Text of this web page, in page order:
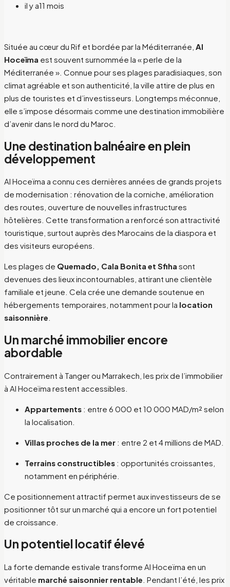
il y a11 mois
Située au cœur du Rif et bordée par la Méditerranée, Al
Hoceïma est souvent surnommée la « perle de la
Méditerranée ». Connue pour ses plages paradisiaques, son
climat agréable et son authenticité, la ville attire de plus en
plus de touristes et d’investisseurs. Longtemps méconnue,
elle s’impose désormais comme une destination immobilière
d’avenir dans le nord du Maroc.
Une destination balnéaire en plein
développement
Al Hoceïma a connu ces dernières années de grands projets
de modernisation : rénovation de la corniche, amélioration
des routes, ouverture de nouvelles infrastructures
hôtelières. Cette transformation a renforcé son attractivité
touristique, surtout auprès des Marocains de la diaspora et
des visiteurs européens.
Les plages de Quemado, Cala Bonita et Sfiha sont
devenues des lieux incontournables, attirant une clientèle
familiale et jeune. Cela crée une demande soutenue en
hébergements temporaires, notamment pour la location
saisonnière
Un marché immobilier encore
abordable
Contrairement à Tanger ou Marrakech, les prix de l’immobilier
à Al Hoceïma restent accessibles.
Appartements : entre 6 000 et 10 000 MAD/m² selon
la localisation.
Villas proches de la mer : entre 2 et 4 millions de MAD.
Terrains constructibles : opportunités croissantes,
notamment en périphérie.
Ce positionnement attractif permet aux investisseurs de se
positionner tôt sur un marché qui a encore un fort potentiel
de croissance.
Un potentiel locatif élevé
La forte demande estivale transforme Al Hoceïma en un
véritable marché saisonnier rentable . Pendant l’été, les prix